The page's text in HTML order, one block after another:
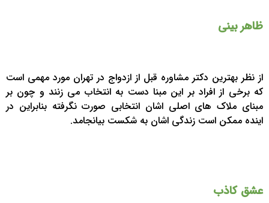
ظاهر بینی
از نظر بهترین دکتر مشاوره قبل از ازدواج در تهران مورد مهمی است
که برخی از افراد بر این مبنا دست به انتخاب می زنند و چون بر
مبنای ملاک های اصلی اشان انتخابی صورت نگرفته بنابراین در
اینده ممکن است زندگی اشان به شکست بیانجامد.
عشق کاذب